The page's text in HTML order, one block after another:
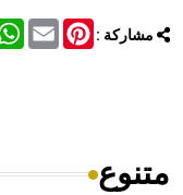
مشاركة : Email
Pinterest
متنوع